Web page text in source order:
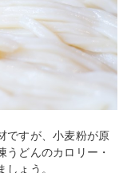
ですが、小麦粉が原
どんのカロリー・
ょう。